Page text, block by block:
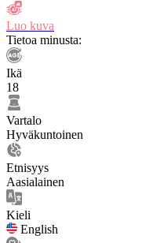
Luo kuva
Tietoa minusta:
Ikä
18
Vartalo
Hyväkuntoinen
Etnisyys
Aasialainen
Kieli
English